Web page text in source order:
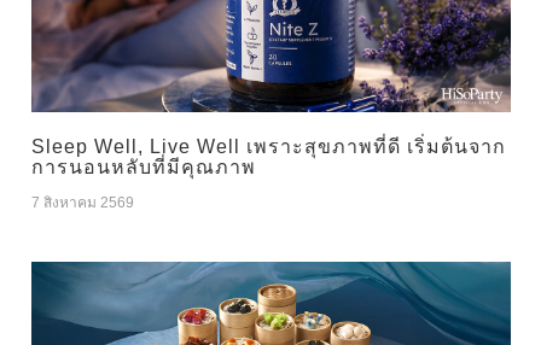
Sleep Well, Live Well เพราะสุขภาพที่ดี เริ่มต้นจาก
การนอนหลับที่มีคุณภาพ
7 สิงหาคม 2569